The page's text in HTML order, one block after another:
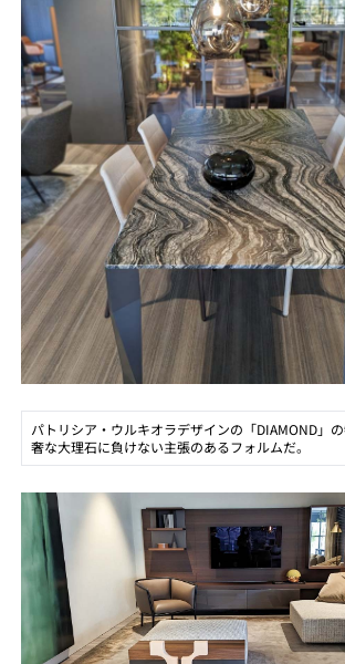
パトリシア・ウルキオラデザインの「DIAMOND」
奢な大理石に負けない主張のあるフォルムだ。